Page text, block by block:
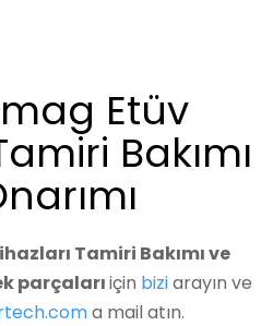
Etüv
Bakımı
Tamiri Bakımı ve
parçalarıiçin biziarayın ve
a mail atın.